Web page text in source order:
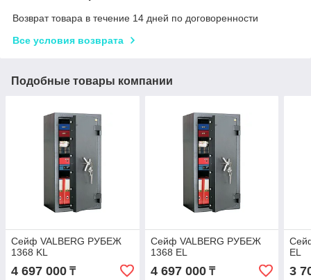
Возврат товара в течение 14 дней по договоренности
Все условия возврата
Подобные товары компании
Сейф VALBERG РУБЕЖ
1368 KL
4 697 000 ₸
Сейф VALBERG РУБЕЖ
1368 EL
4 697 000₸
EL
3